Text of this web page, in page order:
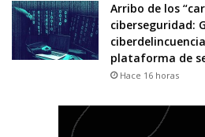
Arribo de los
ciberseguridad:
plataforma de
Hace 16 horas